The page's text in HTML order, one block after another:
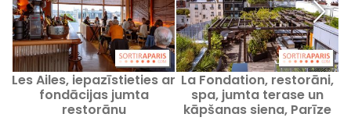
Les Ailes, iepazīstieties ar
fondācijas jumta
restorānu
La Fondation, restorāni,
spa, jumta terase un
kāpšanas siena, Parīze